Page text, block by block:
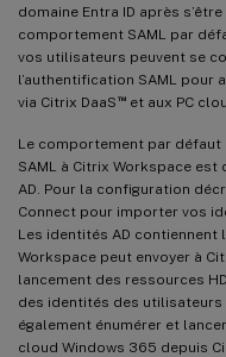
domaine Entra ID après
comportement SAML par
vos utilisateurs peuvent se
l’authentification SAML pour
via Citrix DaaS ™et aux PC
Le comportement par défaut
SAML à Citrix Workspace est
AD. Pour la configuration
Connect pour importer vos
Les identités AD contiennent
Workspace peut envoyer à
lancement des ressources
des identités des
également énumérer et
cloud Windows 365 depuis